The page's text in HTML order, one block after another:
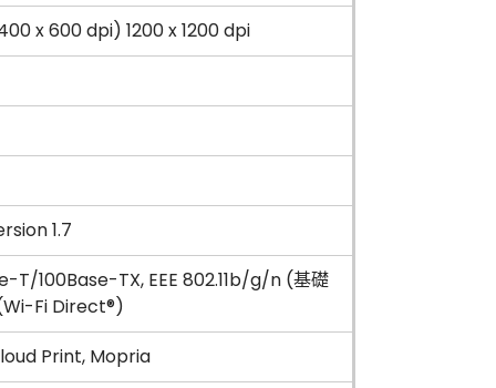
x 600 dpi) 1200 x 1200 dpi
1.7
T/100Base-TX, EEE 802.11b/g/n (基礎
Fi Direct®)
Print, Mopria